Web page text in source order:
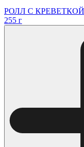
РОЛЛ С
255 г